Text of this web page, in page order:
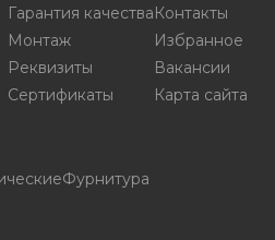
Гарантия качества
Монтаж
Реквизиты
Сертификаты
Контакты
Избранное
Вакансии
Карта сайта
Фурнитура